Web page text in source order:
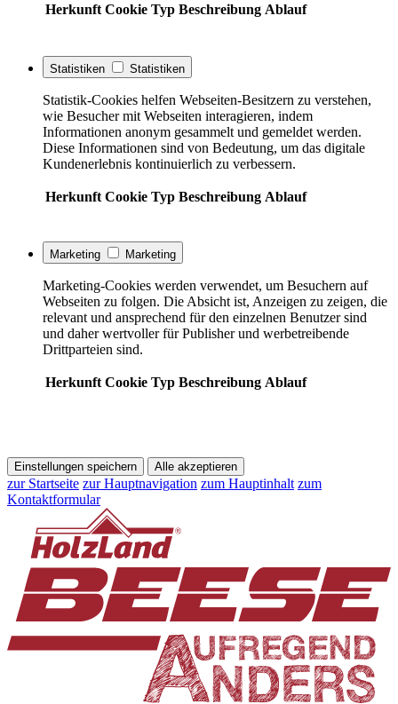
Herkunft Cookie Typ Beschreibung Ablauf
Statistiken Statistiken
Statistik-Cookies helfen Webseiten-Besitzern zu verstehen,
wie Besucher mit Webseiten interagieren, indem
Informationen anonym gesammelt und gemeldet werden.
Diese Informationen sind von Bedeutung, um das digitale
Kundenerlebnis kontinuierlich zu verbessern.
Herkunft Cookie Typ Beschreibung Ablauf
Marketing Marketing
Marketing-Cookies werden verwendet, um Besuchern auf
Webseiten zu folgen. Die Absicht ist, Anzeigen zu zeigen, die
relevant und ansprechend für den einzelnen Benutzer sind
und daher wertvoller für Publisher und werbetreibende
Drittparteien sind.
Herkunft Cookie Typ Beschreibung Ablauf
Einstellungen speichern Alle akzeptieren
zur Startseite zur Hauptnavigation zum Hauptinhalt zum
Kontaktformular